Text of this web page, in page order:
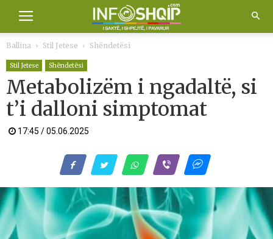
Ballina Stil Jetese Shëndetësi
Stil Jetese Shëndetësi
Metabolizëm i ngadaltë, si
t’i dalloni simptomat
17:45 / 05.06.2025